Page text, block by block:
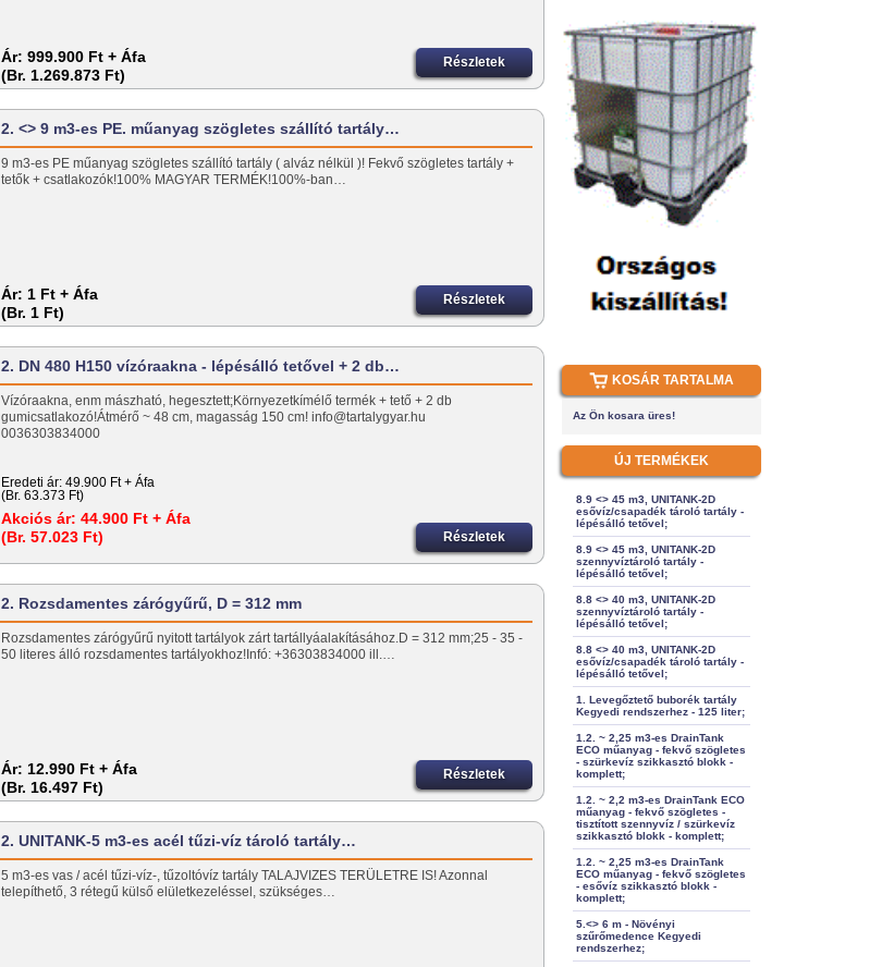
Ár: 999.900 Ft + Áfa
(Br. 1.269.873 Ft)
Részletek
2. <> 9 m3-es PE. műanyag szögletes szállító tartály…
9 m3-es PE műanyag szögletes szállító tartály ( alváz nélkül )! Fekvő szögletes tartály +
tetők + csatlakozók!100% MAGYAR TERMÉK!100%-ban…
Ár: 1 Ft + Áfa
(Br. 1 Ft)
Részletek
2. DN 480 H150 vízóraakna - lépésálló tetővel + 2 db…
Vízóraakna, enm mászható, hegesztett;Környezetkímélő termék + tető + 2 db
gumicsatlakozó!Átmérő ~ 48 cm, magasság 150 cm! info@tartalygyar.hu
0036303834000
Eredeti ár: 49.900 Ft + Áfa
(Br. 63.373 Ft)
Akciós ár: 44.900 Ft + Áfa
(Br. 57.023 Ft)
Részletek
2. Rozsdamentes zárógyűrű, D = 312 mm
Rozsdamentes zárógyűrű nyitott tartályok zárt tartállyáalakításához.D = 312 mm;25 - 35 -
50 literes álló rozsdamentes tartályokhoz!Infó: +36303834000 ill.…
Ár: 12.990 Ft + Áfa
(Br. 16.497 Ft)
Részletek
2. UNITANK-5 m3-es acél tűzi-víz tároló tartály…
5 m3-es vas / acél tűzi-víz-, tűzoltóvíz tartály TALAJVIZES TERÜLETRE IS! Azonnal
telepíthető, 3 rétegű külső elületkezeléssel, szükséges…
KOSÁR TARTALMA
Az Ön kosara üres!
ÚJ TERMÉKEK
8.9 <> 45 m3, UNITANK-2D
esővíz/csapadék tároló tartály -
lépésálló tetővel;
8.9 <> 45 m3, UNITANK-2D
szennyvíztároló tartály -
lépésálló tetővel;
8.8 <> 40 m3, UNITANK-2D
szennyvíztároló tartály -
lépésálló tetővel;
8.8 <> 40 m3, UNITANK-2D
esővíz/csapadék tároló tartály -
lépésálló tetővel;
1. Levegőztető buborék tartály
Kegyedi rendszerhez - 125 liter;
1.2. ~ 2,25 m3-es DrainTank
ECO műanyag - fekvő szögletes
- szürkevíz szikkasztó blokk -
komplett;
1.2. ~ 2,2 m3-es DrainTank ECO
műanyag - fekvő szögletes -
tisztított szennyvíz / szürkevíz
szikkasztó blokk - komplett;
1.2. ~ 2,25 m3-es DrainTank
ECO műanyag - fekvő szögletes
- esővíz szikkasztó blokk -
komplett;
5.<> 6 m - Növényi
szűrőmedence Kegyedi
rendszerhez;